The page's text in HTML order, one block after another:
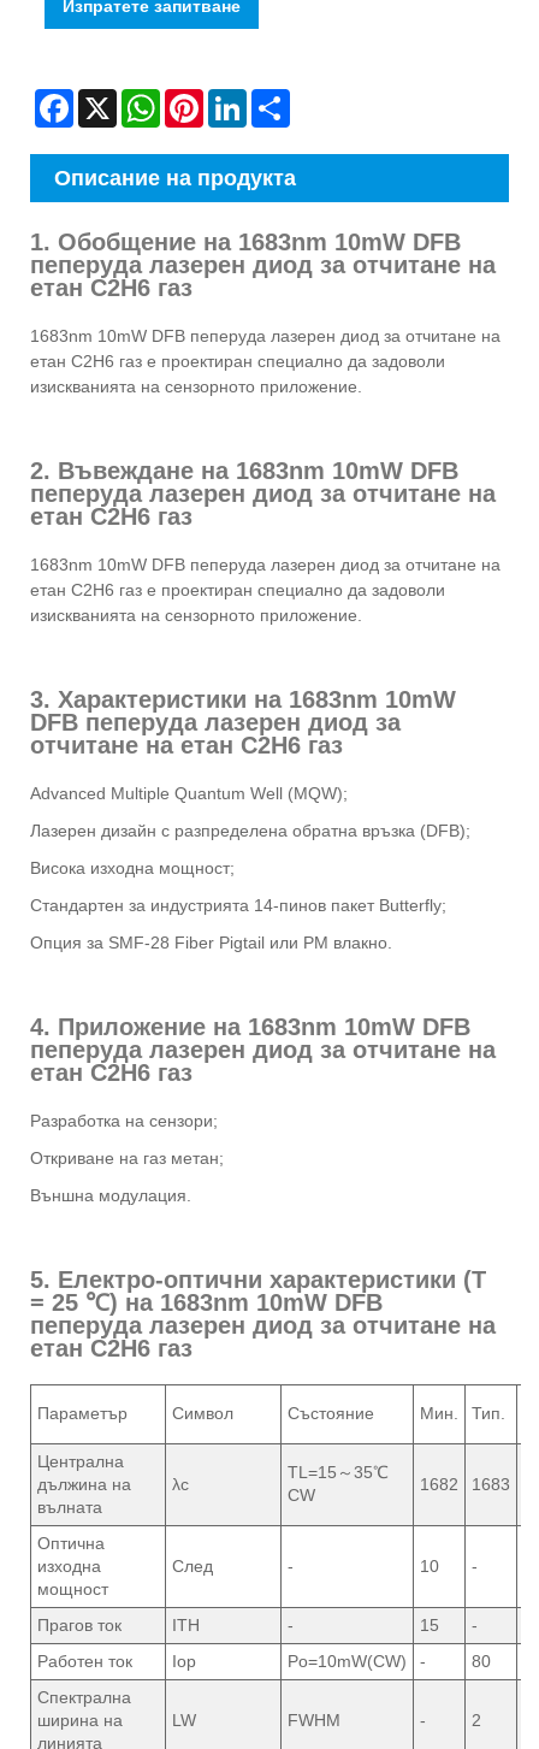
Изпратете запитване
Facebook
X WhatsAppPinterestLinkedIn
Описание на продукта
1. Обобщение на 1683nm 10mW DFB
пеперуда лазерен диод за отчитане на
етан C2H6 газ
1683nm 10mW DFB пеперуда лазерен диод за отчитане на
етан C2H6 газ е проектиран специално да задоволи
изискванията на сензорното приложение.
2. Въвеждане на 1683nm 10mW DFB
пеперуда лазерен диод за отчитане на
етан C2H6 газ
1683nm 10mW DFB пеперуда лазерен диод за отчитане на
етан C2H6 газ е проектиран специално да задоволи
изискванията на сензорното приложение.
3. Характеристики на 1683nm 10mW
DFB пеперуда лазерен диод за
отчитане на етан C2H6 газ
Advanced Multiple Quantum Well (MQW);
Лазерен дизайн с разпределена обратна връзка (DFB);
Висока изходна мощност;
Стандартен за индустрията 14-пинов пакет Butterfly;
Опция за SMF-28 Fiber Pigtail или PM влакно.
4. Приложение на 1683nm 10mW DFB
пеперуда лазерен диод за отчитане на
етан C2H6 газ
Разработка на сензори;
Откриване на газ метан;
Външна модулация.
5. Електро-оптични характеристики (T
= 25 ℃) на 1683nm 10mW DFB
пеперуда лазерен диод за отчитане на
етан C2H6 газ
Параметър Символ Състояние Мин. Тип.
Централна
дължина на
вълната
λc
TL=15～35℃
CW
1682 1683
Оптична
изходна
мощност
След - 10 -
Прагов ток ITH - 15 -
Работен ток
Iop Po=10mW(CW) - 80
Спектрална
ширина на
линията
LW FWHM - 2